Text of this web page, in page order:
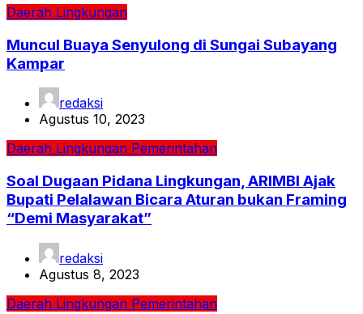
Daerah Lingkungan
Muncul Buaya Senyulong di Sungai Subayang
Kampar
redaksi
Agustus 10, 2023
Daerah Lingkungan Pemerintahan
Soal Dugaan Pidana Lingkungan, ARIMBI Ajak
Bupati Pelalawan Bicara Aturan bukan Framing
“Demi Masyarakat”
redaksi
Agustus 8, 2023
Daerah Lingkungan Pemerintahan